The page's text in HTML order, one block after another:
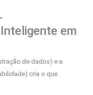
em
de dados) e a
cria o que